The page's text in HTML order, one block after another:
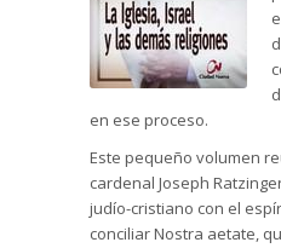
en ese proceso.
Este pequeño volumen
cardenal Joseph
judío-cristiano con el
conciliar Nostra aetate,